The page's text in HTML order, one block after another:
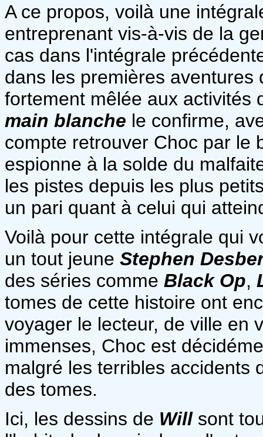
A ce propos, voilà une
entreprenant vis-à-vis de la
cas dans l'intégrale
dans les premières aventures
fortement mêlée aux activités
main blanche le confirme,
compte retrouver Choc par le
espionne à la solde du
les pistes depuis les plus
un pari quant à celui qui
Voilà pour cette intégrale qui
un tout jeune Stephen
des séries comme Black Op,
tomes de cette histoire ont
voyager le lecteur, de ville en
immenses, Choc est
malgré les terribles accidents
des tomes.
Ici, les dessins de Willsont